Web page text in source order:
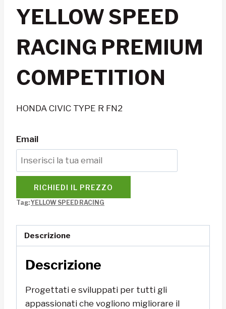
YELLOW SPEED
RACING PREMIUM
COMPETITION
HONDA CIVIC TYPE R FN2
Email
RICHIEDI IL PREZZO
Tag:YELLOW SPEED RACING
Descrizione
Descrizione
Progettati e sviluppati per tutti gli
appassionati che vogliono migliorare il